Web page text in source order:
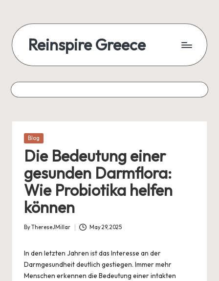
Reinspire Greece
Posted
Blog
Die Bedeutung einer
gesunden Darmflora:
Wie Probiotika helfen
können
Posted
ByThereseJMillar May 29, 2025
In den letzten Jahren ist das Interesse an der
Darmgesundheit deutlich gestiegen. Immer mehr
Menschen erkennen die Bedeutung einer intakten